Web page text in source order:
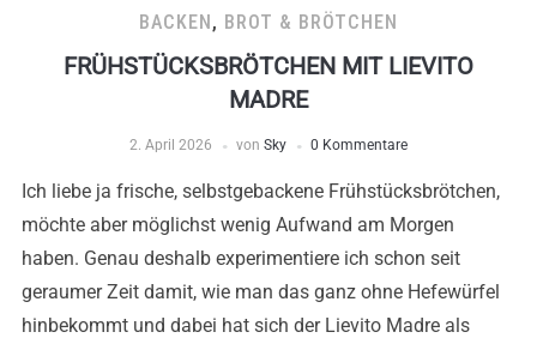
BACKEN, BROT & BRÖTCHEN
FRÜHSTÜCKSBRÖTCHEN MIT LIEVITO
MADRE
2. April 2026 von Sky 0 Kommentare
Ich liebe ja frische, selbstgebackene Frühstücksbrötchen,
möchte aber möglichst wenig Aufwand am Morgen
haben. Genau deshalb experimentiere ich schon seit
geraumer Zeit damit, wie man das ganz ohne Hefewürfel
hinbekommt und dabei hat sich der Lievito Madre als